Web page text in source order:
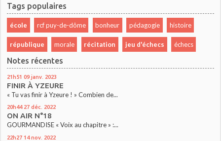
Tags populaires
école rcf puy-de-dôme bonheur pédagogie histoire
république morale récitation jeu d'échecs échecs
Notes récentes
21h51 09 janv. 2023
FINIR À YZEURE
« Tu vas finir à Yzeure ! » Combien de...
20h44 27 déc. 2022
ON AIR N°18
GOURMANDISE « Voix au chapitre » :...
22h27 14 nov. 2022